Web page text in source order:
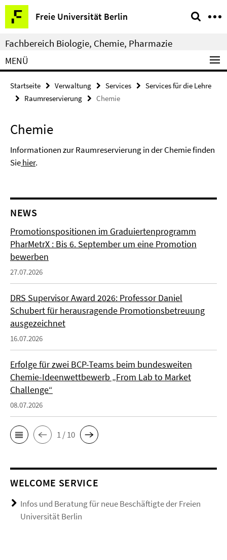
Springe
direkt
zu
Inhalt
Freie Universität Berlin
Service-
Navigation
Fachbereich Biologie, Chemie, Pharmazie
MENÜ
Startseite Verwaltung Services
Services für die Lehre
Raumreservierung
Chemie
Chemie
Informationen zur Raumreservierung in der Chemie finden
Siehier.
NEWS
Promotionspositionen im Graduiertenprogramm
PharMetrX : Bis 6. September um eine Promotion
bewerben
27.07.2026
DRS Supervisor Award 2026: Professor Daniel
Schubert für herausragende Promotionsbetreuung
ausgezeichnet
16.07.2026
Erfolge für zwei BCP-Teams beim bundesweiten
Chemie-Ideenwettbewerb „From Lab to Market
Challenge“
08.07.2026
1 / 10
WELCOME SERVICE
Infos und Beratung für neue Beschäftigte der Freien
Universität Berlin